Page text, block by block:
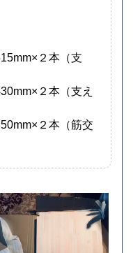
２本（支
２本（支え
２本（筋交